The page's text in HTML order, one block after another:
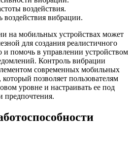
воздействия.
воздействия вибрации.
на мобильных устройствах может
для создания реалистичного
и помочь в управлении устройством
Контроль вибрации
современных мобильных
позволяет пользователям
уровне и настраивать ее под
предпочтения.